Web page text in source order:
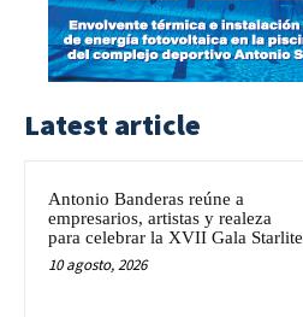
Latest article
Antonio Banderas reúne a
empresarios, artistas y realeza
para celebrar la XVII Gala Starlite
10 agosto, 2026